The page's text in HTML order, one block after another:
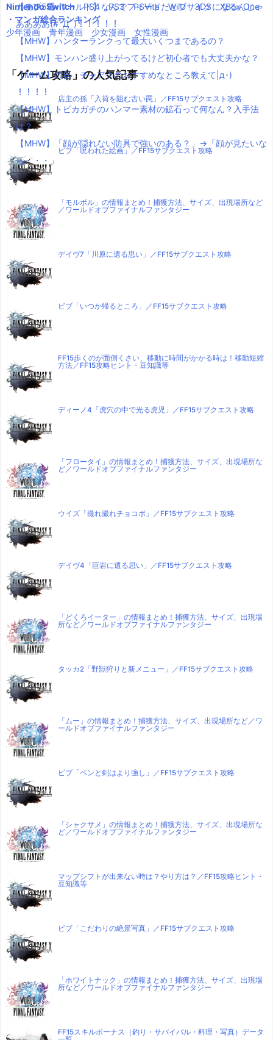
【モンハンワールド】なんでフィードだとブサイクになるんじゃ
ああああ(#ﾟДﾟ)！！！！！
【MHW】ハンターランクって最大いくつまであるの？
【MHW】モンハン盛り上がってるけど初心者でも大丈夫かな？
【MHW】武器：チャアクのおすすめなところ教えて|д･)
！！！！
【MHW】トビカガチのハンマー素材の鉱石って何なん？入手法
は？
【MHW】「顔が隠れない防具で強いのある？」→「顔が見たいな
ら・・・」
カップ5選
Nintendo Switch
PS4 PS3 PSVita WiiU 3DS
XBox One
・マンガ総合ランキング
少年漫画
青年漫画 少女漫画 女性漫画
「ゲーム攻略」の人気記事
店主の孫「入荷を阻む古い罠」／FF15サブクエスト攻略
ビブ「呪われた絵画」／FF15サブクエスト攻略
「モルボル」の情報まとめ！捕獲方法、サイズ、出現場所など
／ワールドオブファイナルファンタジー
デイヴ7「川原に遺る思い」／FF15サブクエスト攻略
ビブ「いつか帰るところ」／FF15サブクエスト攻略
FF15歩くのが面倒くさい、移動に時間がかかる時は！移動短縮
方法／FF15攻略ヒント・豆知識等
ディーノ4「虎穴の中で光る虎児」／FF15サブクエスト攻略
「フロータイ」の情報まとめ！捕獲方法、サイズ、出現場所な
ど／ワールドオブファイナルファンタジー
ウイズ「撮れ撮れチョコボ」／FF15サブクエスト攻略
デイヴ4「巨岩に遺る思い」／FF15サブクエスト攻略
「どくろイーター」の情報まとめ！捕獲方法、サイズ、出現場
所など／ワールドオブファイナルファンタジー
タッカ2「野獣狩りと新メニュー」／FF15サブクエスト攻略
「ムー」の情報まとめ！捕獲方法、サイズ、出現場所など／ワ
ールドオブファイナルファンタジー
ビブ「ペンと剣はより強し」／FF15サブクエスト攻略
「シャクサメ」の情報まとめ！捕獲方法、サイズ、出現場所な
ど／ワールドオブファイナルファンタジー
マップシフトが出来ない時は？やり方は？／FF15攻略ヒント・
豆知識等
ビブ「こだわりの絶景写真」／FF15サブクエスト攻略
「ホワイトナック」の情報まとめ！捕獲方法、サイズ、出現場
所など／ワールドオブファイナルファンタジー
FF15スキルボーナス（釣り・サバイバル・料理・写真）データ